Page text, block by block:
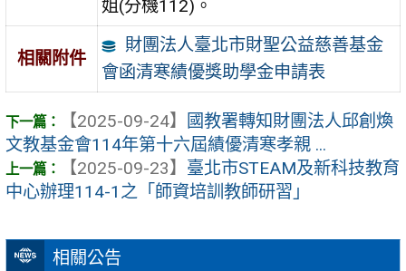
相關公告
姐(分機112)。
相關附件
財團法人臺北市財聖公益慈善基金
會函清寒績優獎助學金申請表
【2025-09-24】
國教署轉知財團法人邱創煥
文教基金會114年第十六屆績優清寒孝親 ...
【2025-09-23】 臺北市STEAM及新科技教育
中心辦理114-1之「師資培訓教師研習」